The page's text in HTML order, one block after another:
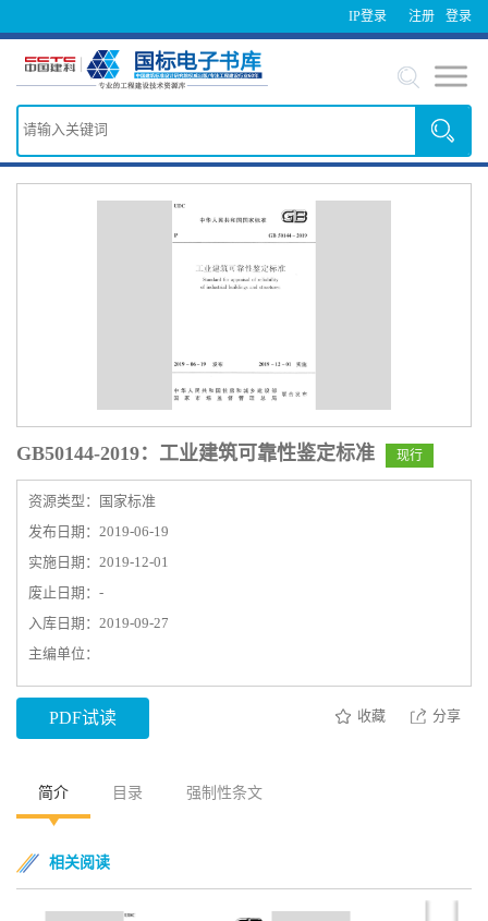
IP登录 登录
注册
GB50144-2019：工业建筑可靠性鉴定标准 现行
资源类型：国家标准
发布日期：2019-06-19
实施日期：2019-12-01
废止日期：-
入库日期：2019-09-27
主编单位：
PDF试读 收藏 分享
简介 目录 强制性条文
相关阅读